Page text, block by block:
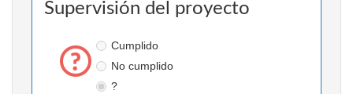
Supervisión del proyecto
Cumplido
No cumplido
?